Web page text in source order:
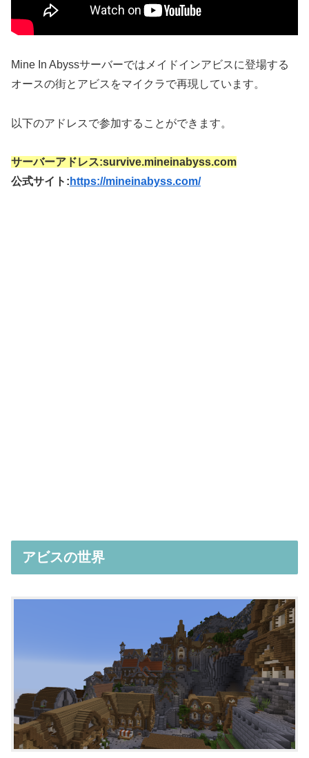
Mine In Abyssサーバーではメイドインアビスに登場する
オースの街とアビスをマイクラで再現しています。
以下のアドレスで参加することができます。
サーバーアドレス:survive.mineinabyss.com
公式サイト: https://mineinabyss.com/
アビスの世界